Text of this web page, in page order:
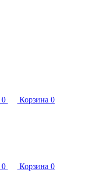
0 Корзина 0
0 Корзина 0